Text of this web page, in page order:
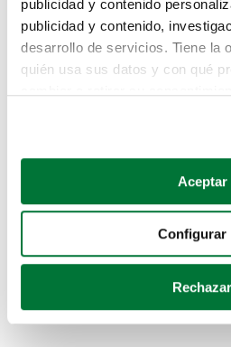
publicidad y contenido
publicidad y contenido,
desarrollo de servicios. Tiene la
quién usa sus datos y con qué
Si lo permite, también
Recopilar información
Identificar su dispositivo
para buscar características
Obtenga más información sobre
Aceptar
Configurar
Rechazar
te hemos traido
Pero puedes encontrar el
buscando en alguno de estos
Coches de segunda mano
Coches de km0